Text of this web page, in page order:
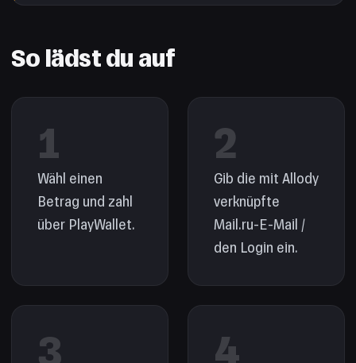
So lädst du auf
1
Wähl einen
Betrag und zahl
über PlayWallet.
2
Gib die mit Allody
verknüpfte
Mail.ru-E-Mail /
den Login ein.